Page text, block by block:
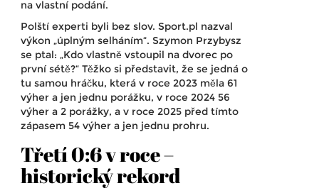
na vlastní podání.
Polští experti byli bez slov. Sport.pl nazval
výkon „úplným selháním“. Szymon Przybysz
se ptal: „Kdo vlastně vstoupil na dvorec po
první sétě?“ Těžko si představit, že se jedná o
tu samou hráčku, která v roce 2023 měla 61
výher a jen jednu porážku, v roce 2024 56
výher a 2 porážky, a v roce 2025 před tímto
zápasem 54 výher a jen jednu prohru.
Třetí 0:6 v roce –
historický rekord